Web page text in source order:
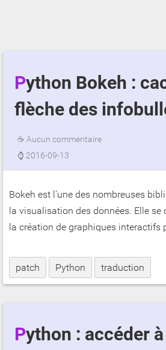
Python Bokeh : cacher la
flèche des
☕ Aucun commentaire
⌚ 2016-09-13
Bokeh est l'une des nombreuses
la visualisation des données. Elle
la création de graphiques interactifs
patch Python traduction
Python : accéder à un attribut